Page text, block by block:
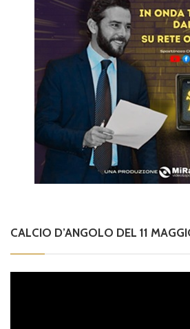
CALCIO D’ANGOLO DEL 11